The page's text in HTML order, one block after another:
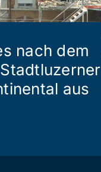
nach dem
aus